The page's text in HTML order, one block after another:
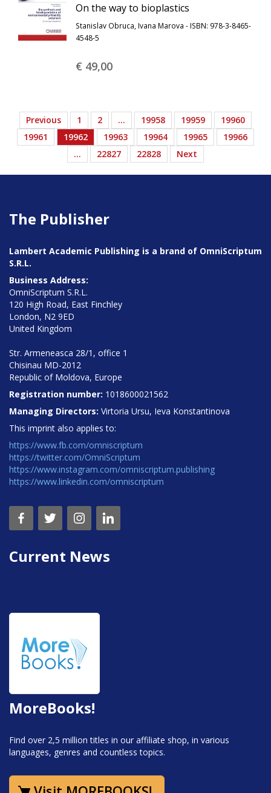
On the way to bioplastics
Stanislav Obruca, Ivana Marova - ISBN: 978-3-8465-
4548-5
€ 49,00
Previous 1 2 … 19958 19959
19960
19961
19962 19963 19964 19965
19966
…
22827 22828 Next
The Publisher
Lambert Academic Publishing is a brand of OmniScriptum
S.R.L.
Business Address:
OmniScriptum S.R.L.
120 High Road, East Finchley
London, N2 9ED
United Kingdom
Str. Armeneasca 28/1, office 1
Chisinau MD-2012
Republic of Moldova, Europe
Registration number: 1018600021562
Managing Directors: Virtoria Ursu, Ieva Konstantinova
This imprint also applies to:
https://www.fb.com/omniscriptum
https://twitter.com/OmniScriptum
https://www.instagram.com/omniscriptum.publishing
https://www.linkedin.com/omniscriptum
Current News
MoreBooks!
Find over 2,5 million titles in our affiliate shop, in various
languages, genres and countless topics.